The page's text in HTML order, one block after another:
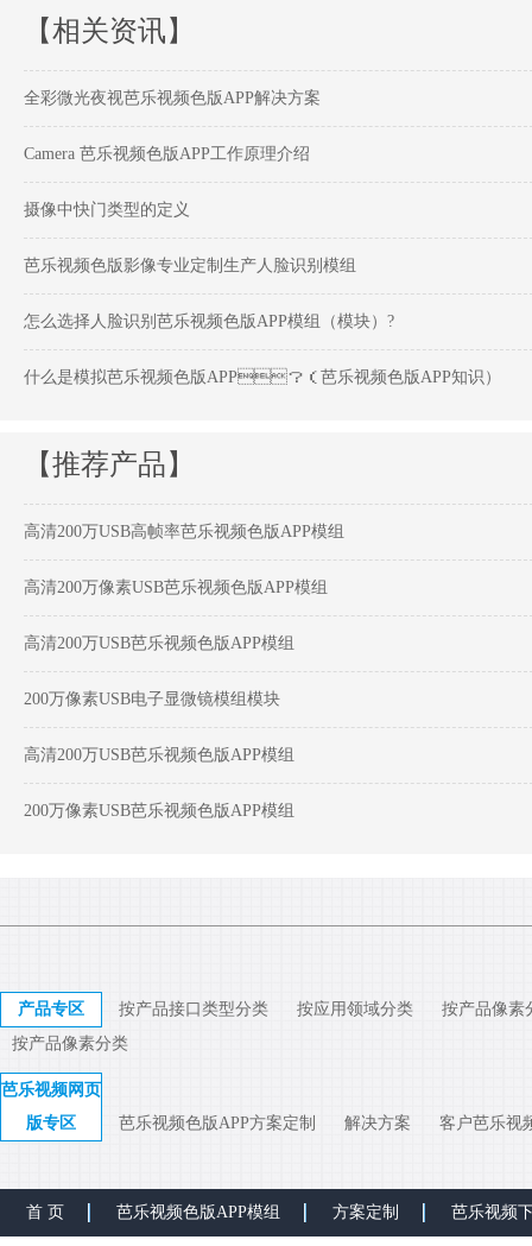
【相关资讯】
全彩微光夜视芭乐视频色版APP解决方案
Camera 芭乐视频色版APP工作原理介绍
摄像中快门类型的定义
芭乐视频色版影像专业定制生产人脸识别模组
怎么选择人脸识别芭乐视频色版APP模组（模块）?
什么是模拟芭乐视频色版APP？（芭乐视频色版APP知识）
【推荐产品】
高清200万USB高帧率芭乐视频色版APP模组
高清200万像素USB芭乐视频色版APP模组
高清200万USB芭乐视频色版APP模组
200万像素USB电子显微镜模组模块
高清200万USB芭乐视频色版APP模组
200万像素USB芭乐视频色版APP模组
产品专区 按产品接口类型分类 按应用领域分类
按产品像素
按产品像素分类
芭乐视频网页
版专区
芭乐视频色版APP方案定制 解决方案 客户芭乐视
首 页 芭乐视频色版APP模组 方案定制 芭乐视频